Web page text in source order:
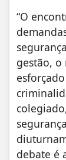
“O
gestão, o
debate é